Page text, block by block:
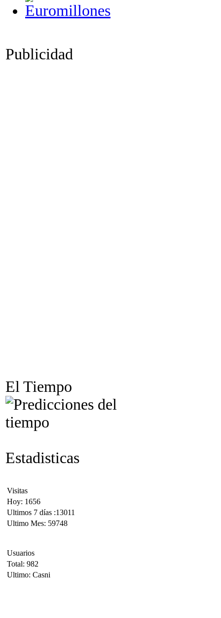
Publicidad
El Tiempo
Estadisticas
Visitas
Hoy: 1656
Ultimos 7 días :13011
Ultimo Mes: 59748
Usuarios
Total: 982
Ultimo: Casni